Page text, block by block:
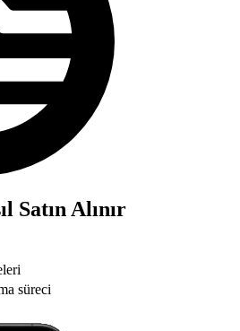
Satın Alınır
süreci